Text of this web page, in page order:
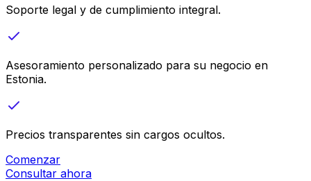
Soporte legal y de cumplimiento integral.
Asesoramiento personalizado para su negocio en
Estonia.
Precios transparentes sin cargos ocultos.
Comenzar
Consultar ahora